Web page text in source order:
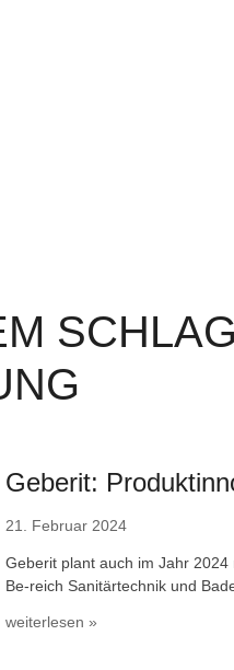
Geberit:
21. Februar 2024
Geberit plant auch im Jahr
Be-reich Sanitärtechnik und
weiterlesen »